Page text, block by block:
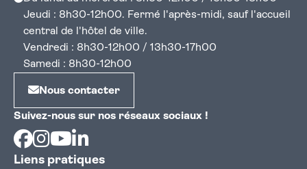
Jeudi : 8h30-12h00. Fermé l'après-midi, sauf l'accueil
central de l'hôtel de ville.
Vendredi : 8h30-12h00 / 13h30-17h00
Samedi : 8h30-12h00
Nous contacter
Suivez-nous sur nos réseaux sociaux !
Facebook
Instagram
Youtube
Liens pratiques